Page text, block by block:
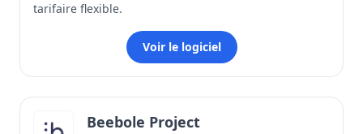
tarifaire flexible.
Voir le logiciel
Beebole Project